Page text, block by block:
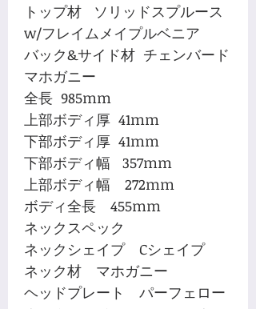
トップ材 ソリッドスプルース
w/フレイムメイプルベニア
バック&サイド材 チェンバード
マホガニー
全長 985mm
上部ボディ厚 41mm
下部ボディ厚 41mm
下部ボディ幅 357mm
上部ボディ幅 272mm
ボディ全長 455mm
ネックスペック
ネックシェイプ Cシェイプ
ネック材 マホガニー
ヘッドプレート パーフェロー